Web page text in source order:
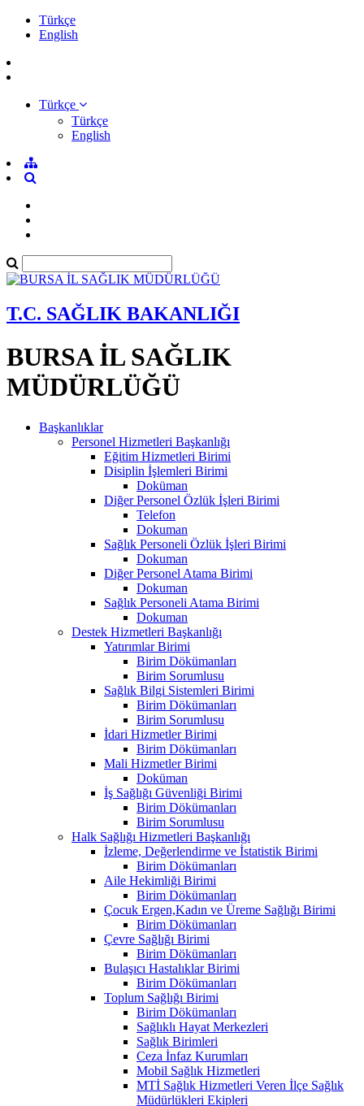
Türkçe
English
Türkçe
Türkçe
English
T.C. SAĞLIK BAKANLIĞI
BURSA İL SAĞLIK
MÜDÜRLÜĞÜ
Başkanlıklar
Personel Hizmetleri Başkanlığı
Eğitim Hizmetleri Birimi
Disiplin İşlemleri Birimi
Doküman
Diğer Personel Özlük İşleri Birimi
Telefon
Dokuman
Sağlık Personeli Özlük İşleri Birimi
Dokuman
Diğer Personel Atama Birimi
Dokuman
Sağlık Personeli Atama Birimi
Dokuman
Destek Hizmetleri Başkanlığı
Yatırımlar Birimi
Birim Dökümanları
Birim Sorumlusu
Sağlık Bilgi Sistemleri Birimi
Birim Dökümanları
Birim Sorumlusu
İdari Hizmetler Birimi
Birim Dökümanları
Mali Hizmetler Birimi
Doküman
İş Sağlığı Güvenliği Birimi
Birim Dökümanları
Birim Sorumlusu
Halk Sağlığı Hizmetleri Başkanlığı
İzleme, Değerlendirme ve İstatistik Birimi
Birim Dökümanları
Aile Hekimliği Birimi
Birim Dökümanları
Çocuk Ergen,Kadın ve Üreme Sağlığı Birimi
Birim Dökümanları
Çevre Sağlığı Birimi
Birim Dökümanları
Bulaşıcı Hastalıklar Birimi
Birim Dökümanları
Toplum Sağlığı Birimi
Birim Dökümanları
Sağlıklı Hayat Merkezleri
Sağlık Birimleri
Ceza İnfaz Kurumları
Mobil Sağlık Hizmetleri
MTİ Sağlık Hizmetleri Veren İlçe Sağlık
Müdürlükleri Ekipleri